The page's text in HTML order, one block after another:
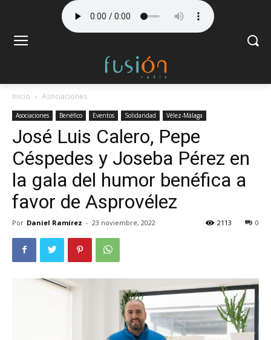
Inicio Asociaciones
Asociaciones Benéfico Eventos Solidaridad Vélez-Málaga
José Luis Calero, Pepe
Céspedes y Joseba Pérez en
la gala del humor benéfica a
favor de Asprovélez
Por Daniel Ramírez - 23 noviembre, 2022 0
2113